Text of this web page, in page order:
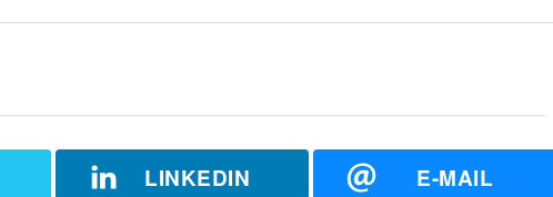
LINKEDIN E-MAIL